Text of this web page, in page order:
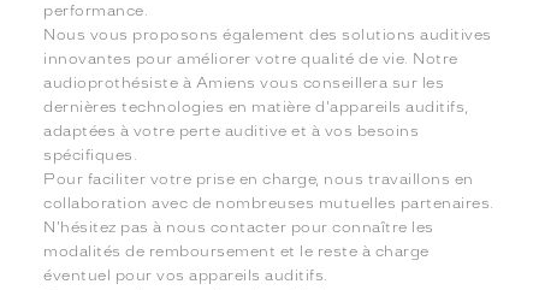
performance.
Nous vous proposons également des solutions auditives
innovantes pour améliorer votre qualité de vie. Notre
audioprothésiste à Amiens vous conseillera sur les
dernières technologies en matière d'appareils auditifs,
adaptées à votre perte auditive et à vos besoins
spécifiques.
Pour faciliter votre prise en charge, nous travaillons en
collaboration avec de nombreuses mutuelles partenaires.
N'hésitez pas à nous contacter pour connaître les
modalités de remboursement et le reste à charge
éventuel pour vos appareils auditifs.